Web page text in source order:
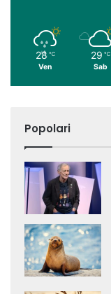
28 ℃
Ven
29 ℃
Sab
Popolari